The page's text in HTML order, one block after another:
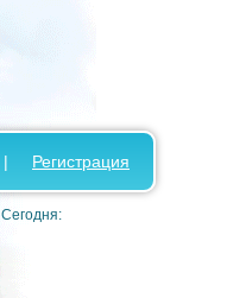
| Регистрация
Сегодня: